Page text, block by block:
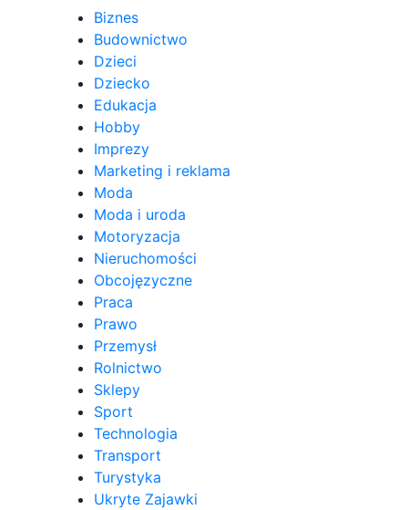
Biznes
Budownictwo
Dzieci
Dziecko
Edukacja
Hobby
Imprezy
Marketing i reklama
Moda
Moda i uroda
Motoryzacja
Nieruchomości
Obcojęzyczne
Praca
Prawo
Przemysł
Rolnictwo
Sklepy
Sport
Technologia
Transport
Turystyka
Ukryte Zajawki